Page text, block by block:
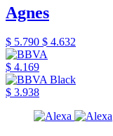
Agnes
$ 5.790 $ 4.632
$ 4.169
$ 3.938